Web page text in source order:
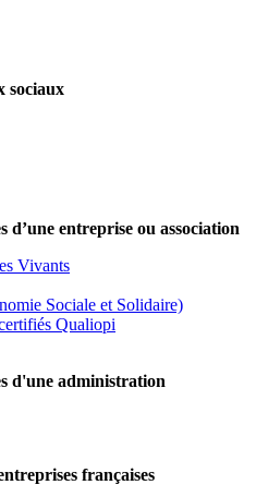
sociaux
entreprise ou association
Vivants
Sociale et Solidaire)
Qualiopi
d'une administration
françaises